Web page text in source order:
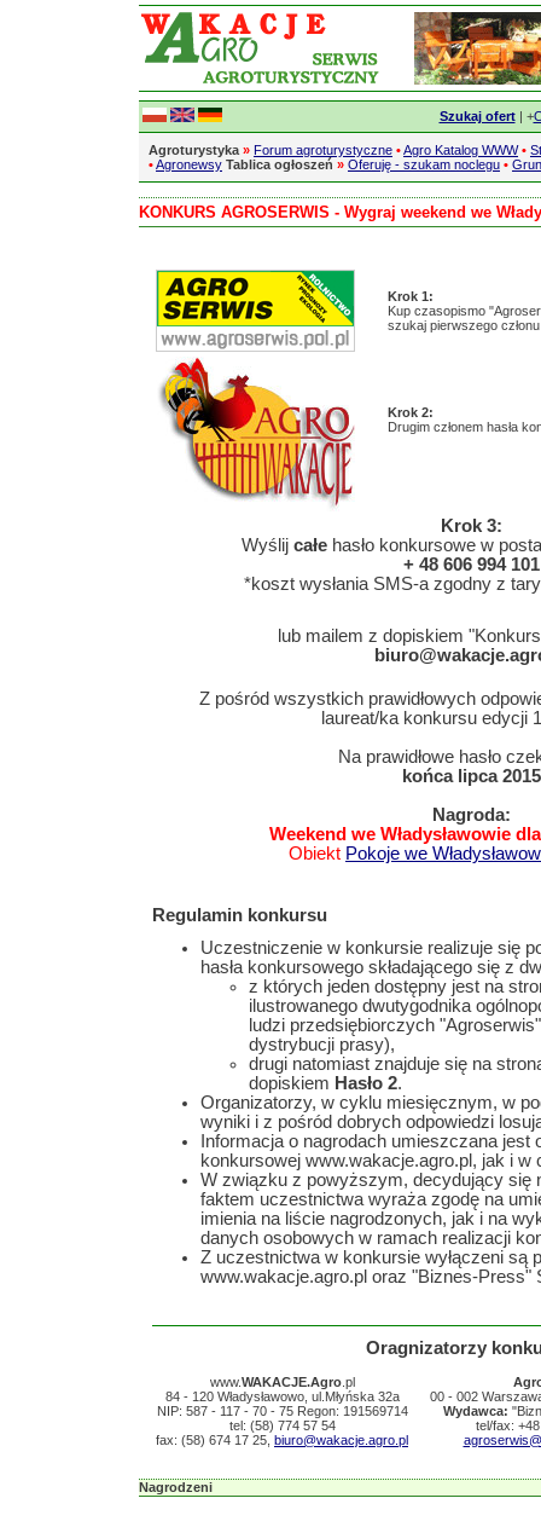
Szukaj ofert| +
Agroturystyka » Forum agroturystyczne •Agro Katalog WWW •
•Agronewsy Tablica ogłoszeń » Oferuję - szukam noclegu •
KONKURS AGROSERWIS - Wygraj weekend we
Krok 1:
Kup czasopismo
szukaj pierwszego
Krok 2:
Drugim członem hasła
Krok 3:
Wyślij całe hasło konkursowe w
+ 48 606 994 101
*koszt wysłania SMS-a zgodny z
lub mailem z dopiskiem
Z pośród wszystkich prawidłowych
laureat/ka konkursu edycji
Na prawidłowe hasło
końca lipca 2015
Nagroda:
Weekend we Władysławowie
Obiekt Pokoje we
Regulamin konkursu
Uczestniczenie w konkursie realizuje się
hasła konkursowego składającego się z
z których jeden dostępny jest na
ilustrowanego dwutygodnika
ludzi przedsiębiorczych
dystrybucji prasy),
drugi natomiast znajduje się na
dopiskiem Hasło 2.
Organizatorzy, w cyklu miesięcznym, w
wyniki i z pośród dobrych odpowiedzi
Informacja o nagrodach umieszczana jest
konkursowej www.wakacje.agro.pl, jak i
W związku z powyższym, decydujący się
faktem uczestnictwa wyraża zgodę na
imienia na liście nagrodzonych, jak i na
danych osobowych w ramach realizacji
Z uczestnictwa w konkursie wyłączeni są
www.wakacje.agro.pl oraz "Biznes-Press"
Oragnizatorzy
www.WAKACJE.Agro.pl
84 - 120 Władysławowo, ul.Młyńska 32a
NIP: 587 - 117 - 70 - 75 Regon: 191569714
tel: (58) 774 57 54
fax: (58) 674 17 25, biuro@wakacje.agro.pl
00 - 002
Wydawca:
tel/fax:
Nagrodzeni